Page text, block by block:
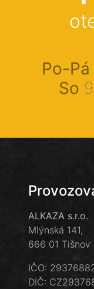
Po-Pá
So
ALKAZA s.r.o.
Mlýnská 141,
666 01 Tišnov
IČO:
DIČ: